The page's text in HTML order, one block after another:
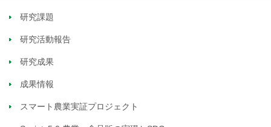
研究課題
研究活動報告
研究成果
成果情報
スマート農業実証プロジェクト